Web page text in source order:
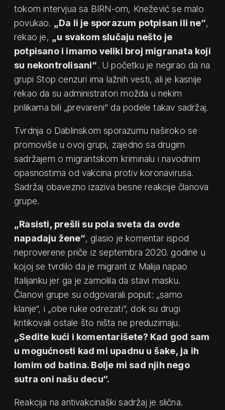
tokom intervjua sa BIRN-om, Knežević se malo
povukao. „Da li je sporazum potpisan ili ne“,
rekao je, „u svakom slučaju nešto je
potpisano i imamo veliki broj migranata koji
su nekontrolisani“. U početku je negirao da na
grupi Stop cenzuri ima lažnih vesti, ali je kasnije
rekao da su administratori možda u nekim
prilikama bili „prevareni“ da podele takav sadržaj.
Tvrdnja o Dablinskom sporazumu naširoko se
promoviše u ovoj grupi, zajedno sa drugim
sadržajem o migrantskom kriminalu i navodnim
opasnostima od vakcina protiv koronavirusa.
Sadržaj obavezno izaziva besne reakcije članova
grupe.
„Rasisti, prešli su pola sveta da ovde
napadaju žene“, glasio je komentar ispod
neproverene priče iz septembra 2020. godine u
kojoj se tvrdilo da je migrant iz Malija napao
Italijanku jer ga je zamolila da stavi masku.
Članovi grupe su odgovarali poput: „samo
klanje“, i „obe ruke odrezati“, dok su drugi
kritikovali ostale što ništa ne preduzimaju.
„Sedite kući i komentarišete? Kad god sam
u mogućnosti kad mi upadnu u šake, ja ih
lomim od batina. Bolje mi sad njih nego
sutra oni našu decu“.
Reakcija na antivakcinaški sadržaj je slična.